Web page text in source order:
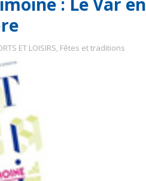
ET LOISIRS, Fêtes et traditions